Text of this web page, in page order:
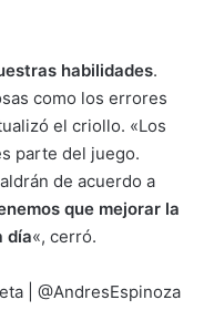
habilidades.
como los errores
el criollo. «Los
parte del juego.
de acuerdo a
que mejorar la
día«, cerró.
| @AndresEspinoza